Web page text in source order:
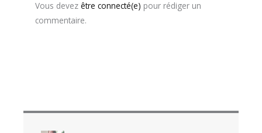
Vous devez être connecté(e) pour rédiger un
commentaire.